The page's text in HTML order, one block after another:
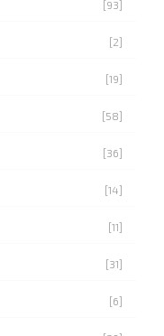
[93]
[2]
[19]
[58]
[36]
[14]
[11]
[31]
[6]